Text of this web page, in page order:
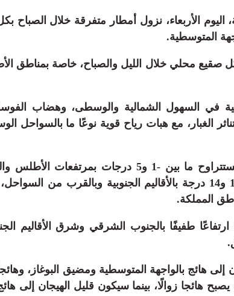
اليوم الأربعاء، نزول أمطار متفرقة خلال الصباح
المتوسطية.
صقيع محلي خلال الليل والصباح، خاصة بمناطق
في السهول الشمالية والوسطى، وهضاب
الغبار، مع هبات رياح قوية نوعًا ما بالسواحل
وبخصوص درجات الحرارة الدنيا، فستتراوح ما بين -1 و5 درجات بمرتفعات
والهضاب العليا الشرقية، وما بين 10 و14 درجة بالأقاليم الجنوبية وبالقرب من
طفيفًا بالجنوب الشرقي وشرق الأقاليم
إلى هائج بالواجهة المتوسطية ومضيق البوغاز،
هائجا زوالًا، بينما سيكون قليل الهيجان إلى